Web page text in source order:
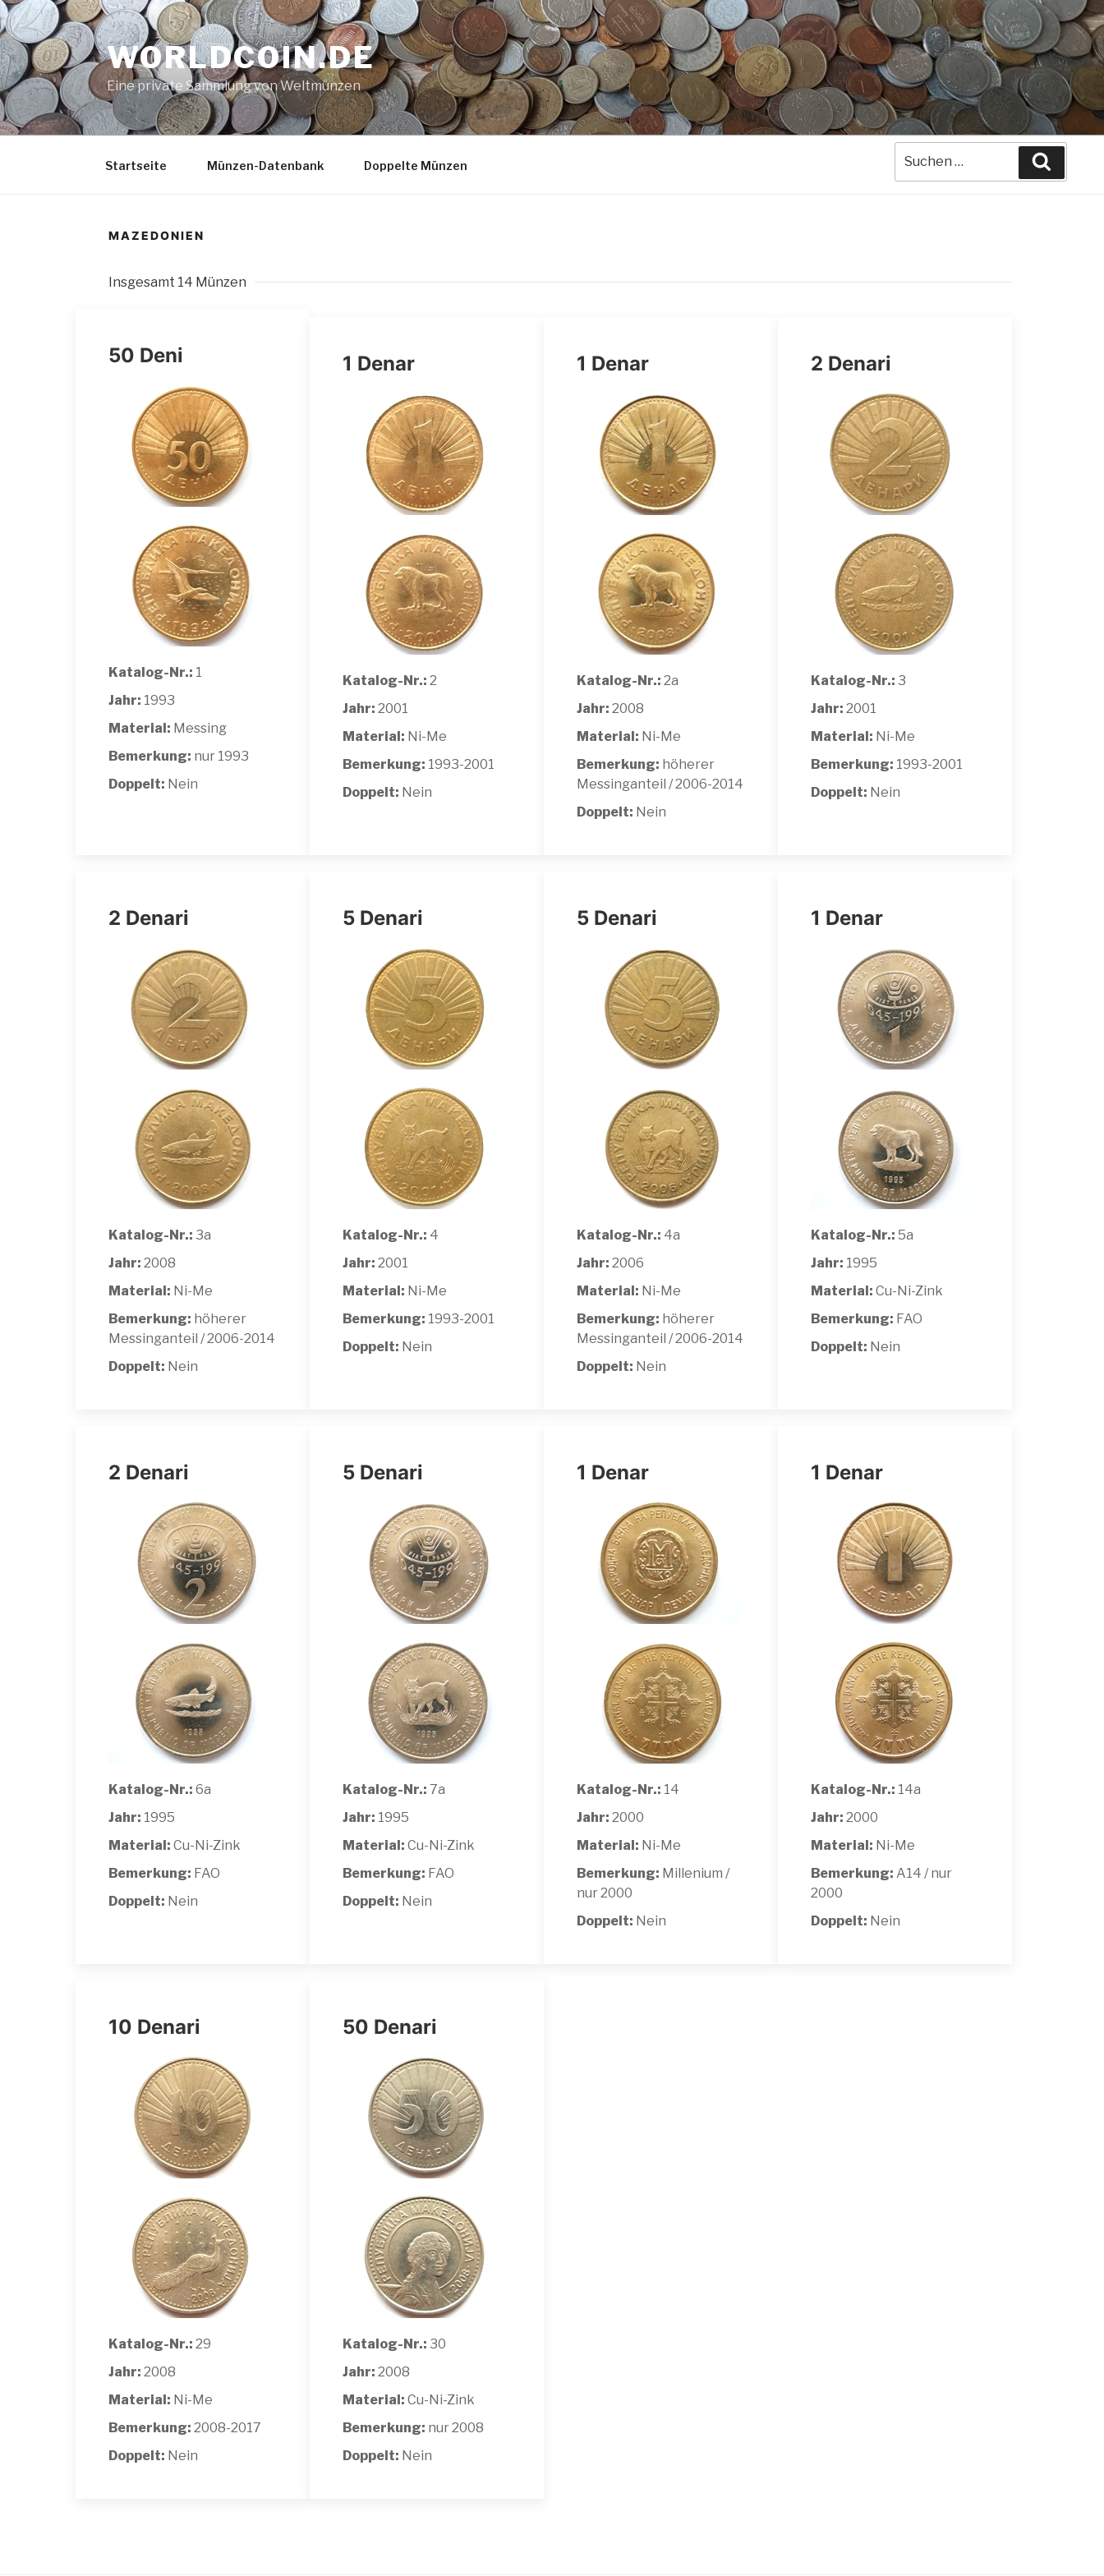
Zum
Inhalt
springen
WORLDCOIN.DE
Eine private Sammlung von Weltmünzen
Startseite Münzen-Datenbank Doppelte Münzen
Suche
nach:
MAZEDONIEN
Insgesamt 14 Münzen
50 Deni
Katalog-Nr.: 1
Jahr: 1993
Material: Messing
Bemerkung: nur 1993
Doppelt: Nein
1 Denar
Katalog-Nr.: 2
Jahr: 2001
Material: Ni-Me
Bemerkung: 1993-2001
Doppelt: Nein
1 Denar
Katalog-Nr.: 2a
Jahr: 2008
Material: Ni-Me
Bemerkung: höherer
Messinganteil / 2006-2014
Doppelt: Nein
2 Denari
Katalog-Nr.: 3
Jahr: 2001
Material: Ni-Me
Bemerkung: 1993-2001
Doppelt: Nein
2 Denari
Katalog-Nr.: 3a
Jahr: 2008
Material: Ni-Me
Bemerkung: höherer
Messinganteil / 2006-2014
Doppelt: Nein
5 Denari
Katalog-Nr.: 4
Jahr: 2001
Material: Ni-Me
Bemerkung: 1993-2001
Doppelt: Nein
5 Denari
Katalog-Nr.: 4a
Jahr: 2006
Material: Ni-Me
Bemerkung: höherer
Messinganteil / 2006-2014
Doppelt: Nein
1 Denar
Katalog-Nr.: 5a
Jahr: 1995
Material: Cu-Ni-Zink
Bemerkung: FAO
Doppelt: Nein
2 Denari
Katalog-Nr.: 6a
Jahr: 1995
Material: Cu-Ni-Zink
Bemerkung: FAO
Doppelt: Nein
5 Denari
Katalog-Nr.: 7a
Jahr: 1995
Material: Cu-Ni-Zink
Bemerkung: FAO
Doppelt: Nein
1 Denar
Katalog-Nr.: 14
Jahr: 2000
Material: Ni-Me
Bemerkung: Millenium /
nur 2000
Doppelt: Nein
1 Denar
Katalog-Nr.: 14a
Jahr: 2000
Material: Ni-Me
Bemerkung: A14 / nur
2000
Doppelt: Nein
10 Denari
Katalog-Nr.: 29
Jahr: 2008
Material: Ni-Me
Bemerkung: 2008-2017
Doppelt: Nein
50 Denari
Katalog-Nr.: 30
Jahr: 2008
Material: Cu-Ni-Zink
Bemerkung: nur 2008
Doppelt: Nein